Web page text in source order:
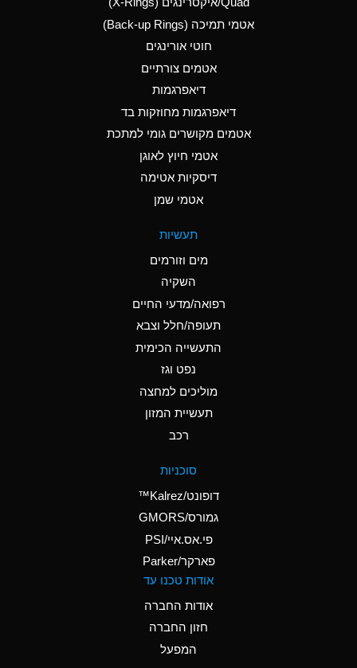
(Aqueous)
Aluminum Phosphate
Ammonia Anhydrous
B
Ammonia Gas (cold)
A
Ammonia Gas (hot)
Ammonium Hydroxide
D
Ammonium Nitrate
Ammonium Nitrite
Ammonium Persulfate
Ammonium Phosphate
A
Ammonium Sulfate
A
Amyl Acetate (Banana
אטמי תמיכה (Back-up Rings)
חוטי אורינגים
אטמים צורתיים
דיאפרגמות
דיאפרגמות מחוזקות בד
אטמים מקושרים גומי למתכת
אטמי חיוץ לאוגן
דיסקיות אטימה
אטמי שמן
תעשיות
מים וזורמים
השקיה
רפואה/מדעי החיים
תעופה/חלל וצבא
התעשייה הכימית
נפט וגז
מוליכים למחצה
תעשיית המזון
רכב
סוכניות
דופונט/Kalrez™
גמורס/GMORS
פי.אס.איי/PSI
פארקר/Parker
אודות טכנו עד
אודות החברה
חזון החברה
המפעל